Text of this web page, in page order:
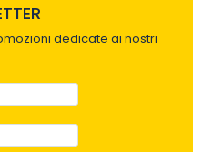
dedicate ai nostri